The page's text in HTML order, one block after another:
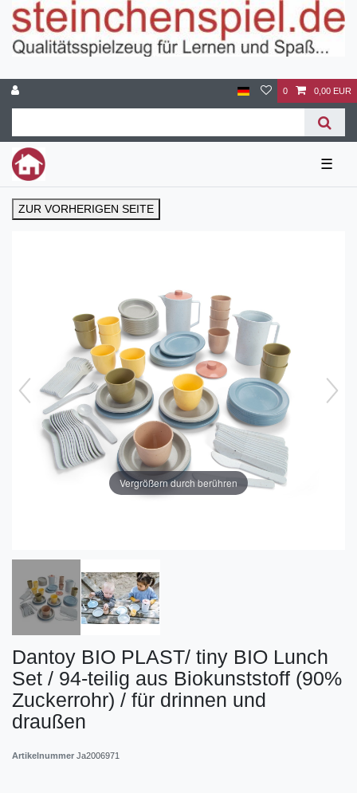
0 0,00 EUR
☰
ZUR VORHERIGEN SEITE
Vergrößern durch berühren
Dantoy BIO PLAST/ tiny BIO Lunch
Set / 94-teilig aus Biokunststoff (90%
Zuckerrohr) / für drinnen und
draußen
Artikelnummer Ja2006971